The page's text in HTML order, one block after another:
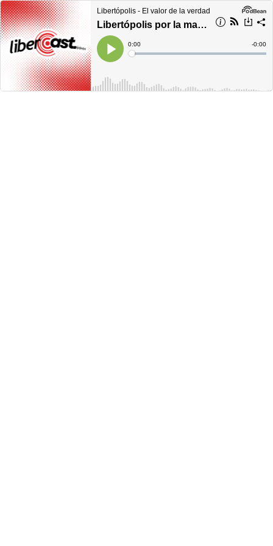
Libertópolis - El valor de la verdad
Libertópolis por la mañana, jueves 19 de mayo 2022
Play
Current
Time
0:00
Loaded:
Time
-0:00